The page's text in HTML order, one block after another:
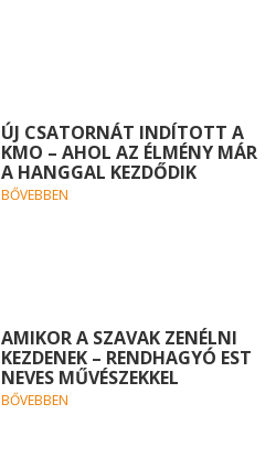
ÚJ CSATORNÁT INDÍTOTT A
KMO – AHOL AZ ÉLMÉNY MÁR
A HANGGAL KEZDŐDIK
BŐVEBBEN
AMIKOR A SZAVAK ZENÉLNI
KEZDENEK – RENDHAGYÓ EST
NEVES MŰVÉSZEKKEL
BŐVEBBEN